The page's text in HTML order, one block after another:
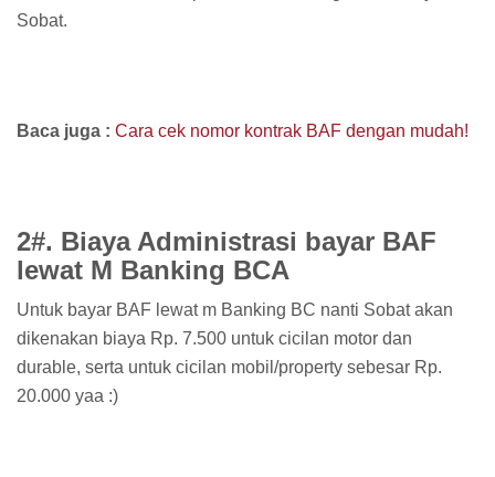
Sobat.
Baca juga : Cara cek nomor kontrak BAF dengan mudah!
2#. Biaya Administrasi bayar BAF
lewat M Banking BCA
Untuk bayar BAF lewat m Banking BC nanti Sobat akan
dikenakan biaya Rp. 7.500 untuk cicilan motor dan
durable, serta untuk cicilan mobil/property sebesar Rp.
20.000 yaa :)